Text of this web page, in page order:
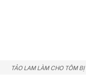
TẢO LAM LÀM CHO TÔM